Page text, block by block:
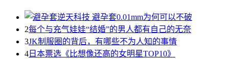
2每个与充气娃娃“结婚”的男人都有自己的无奈
3JK制服圈的背后，有哪些不为人知的事情
4 日本票选《比想像还高的女明星TOP10》